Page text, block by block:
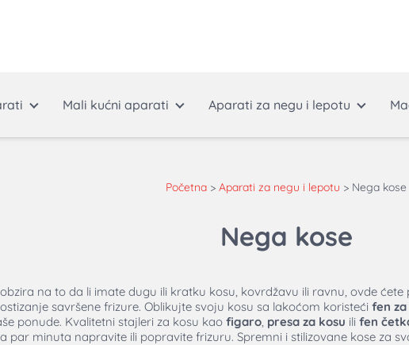
Mali kućni aparati Aparati za negu i lepotu
Početna > Aparati za negu i lepotu > Nega kose
Nega kose
na to da li imate dugu ili kratku kosu, kovrdžavu ili ravnu, ovde
savršene frizure. Oblikujte svoju kosu sa lakoćom koristeći fen za
ponude. Kvalitetni stajleri za kosu kao figaro, presa za kosu ili fen
par minuta napravite ili popravite frizuru. Spremni i stilizovane kose za